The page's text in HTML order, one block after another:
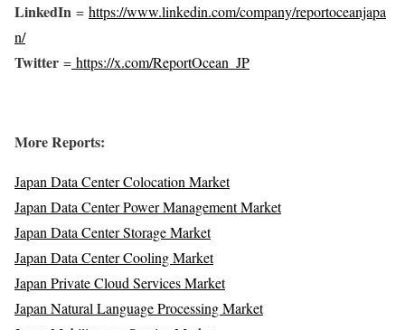
LinkedIn = https://www.linkedin.com/company/reportoceanjapa
n/
Twitter = https://x.com/ReportOcean_JP
More Reports:
Japan Data Center Colocation Market
Japan Data Center Power Management Market
Japan Data Center Storage Market
Japan Data Center Cooling Market
Japan Private Cloud Services Market
Japan Natural Language Processing Market